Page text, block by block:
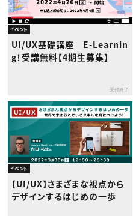
イベント
UI/UX基礎講座 E-Learnin
g！受講無料【4期生募集】
受付終了
イベント
【UI/UX】さまざまな視点から
デザインするはじめの一歩